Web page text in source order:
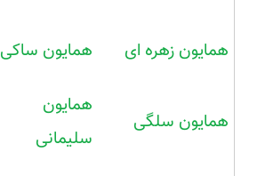
همایون زهره ای همایون ساکی
همایون سلگی
همایون
سلیمانی